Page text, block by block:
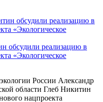
обсудили реализацию в
«Экологическое
России Александр
области Глеб Никитин
нацпроекта